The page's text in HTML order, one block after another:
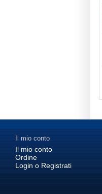
Il mio conto
Il mio conto
Ordine
Login o Registrati